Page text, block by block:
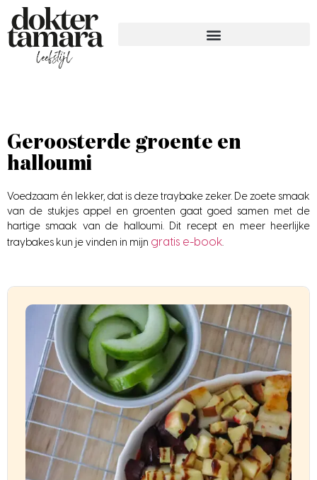
Geroosterde groente en
halloumi
Voedzaam én lekker, dat is deze traybake zeker. De zoete smaak
van de stukjes appel en groenten gaat goed samen met de
hartige smaak van de halloumi. Dit recept en meer heerlijke
traybakes kun je vinden in mijn gratis e-book.